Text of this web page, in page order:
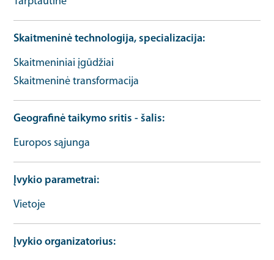
Skaitmeninė technologija, specializacija
Skaitmeniniai įgūdžiai
Skaitmeninė transformacija
Geografinė taikymo sritis - šalis
Europos sąjunga
Įvykio parametrai
Vietoje
Įvykio organizatorius